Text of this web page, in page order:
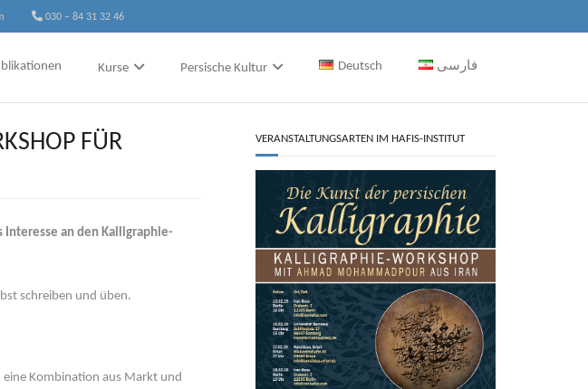
030 – 84 31 32 46
Kurse Persische Kultur Deutsch فارسی
FÜR
Interesse an den Kalligraphie-
schreiben und üben.
eine Kombination aus Markt und
VERANSTALTUNGSARTEN IM HAFIS-INSTITUT